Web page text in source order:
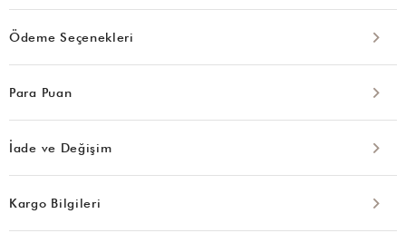
Ödeme Seçenekleri
Para Puan
İade ve Değişim
Kargo Bilgileri